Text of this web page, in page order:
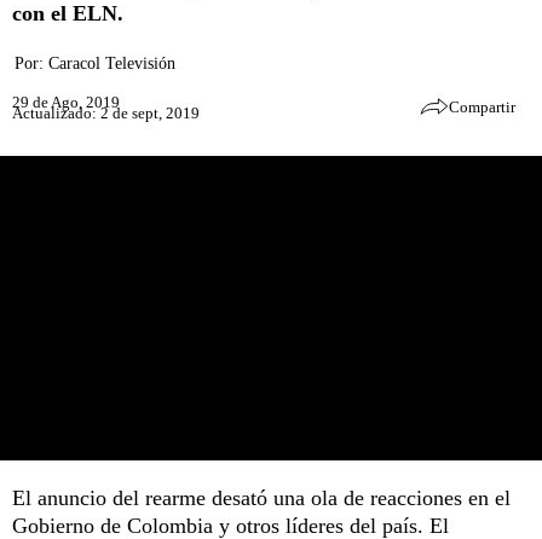
con el ELN.
Por: Caracol Televisión
29 de Ago, 2019
Actualizado: 2 de sept, 2019 Compartir
El anuncio del rearme desató una ola de reacciones en el
Gobierno de Colombia y otros líderes del país. El